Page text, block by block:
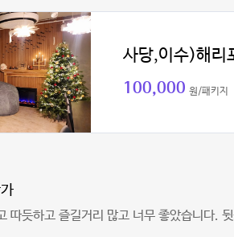
사당,이수)해리
100,000 원/패키지
따듯하고 즐길거리 많고 너무 좋았습니다.